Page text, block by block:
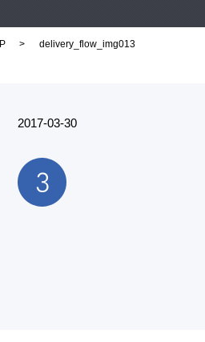
delivery_flow_img013
2017-03-30